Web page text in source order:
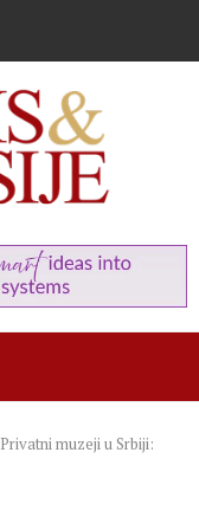
Privatni muzeji u Srbiji: